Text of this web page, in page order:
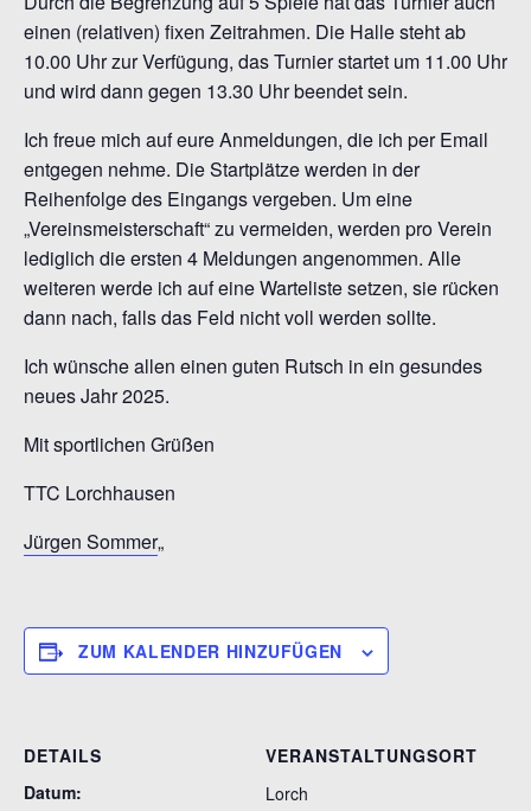
einen (relativen) fixen Zeitrahmen. Die Halle steht ab
10.00 Uhr zur Verfügung, das Turnier startet um 11.00 Uhr
und wird dann gegen 13.30 Uhr beendet sein.
Ich freue mich auf eure Anmeldungen, die ich per Email
entgegen nehme. Die Startplätze werden in der
Reihenfolge des Eingangs vergeben. Um eine
„Vereinsmeisterschaft“ zu vermeiden, werden pro Verein
lediglich die ersten 4 Meldungen angenommen. Alle
weiteren werde ich auf eine Warteliste setzen, sie rücken
dann nach, falls das Feld nicht voll werden sollte.
Ich wünsche allen einen guten Rutsch in ein gesundes
neues Jahr 2025.
Mit sportlichen Grüßen
TTC Lorchhausen
Jürgen Sommer„
ZUM KALENDER HINZUFÜGEN
DETAILS
Datum:
VERANSTALTUNGSORT
Lorch